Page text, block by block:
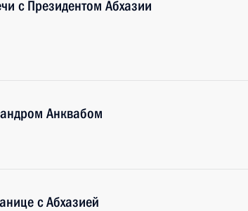
с Президентом Абхазии
Анквабом
с Абхазией